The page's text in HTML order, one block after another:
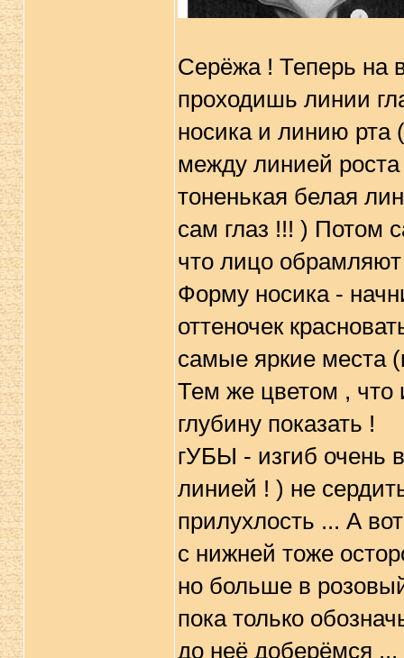
Серёжа ! Теперь на
проходишь линии
носика и линию рта
между линией роста
тоненькая белая
сам глаз !!! ) Потом
что лицо
Форму носика -
оттеночек
самые яркие места
Тем же цветом , что
глубину показать !
гУБЫ - изгиб очень
линией ! ) не
прилухлость ... А
с нижней тоже
но больше в
пока только
до неё доберёмся ...